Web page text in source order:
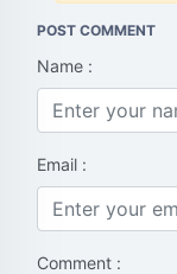
POST COMMENT
Name :
Email :
Comment :